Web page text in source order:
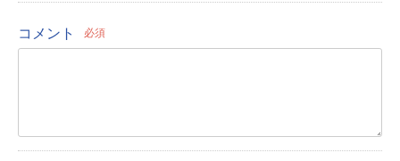
コメント 必須